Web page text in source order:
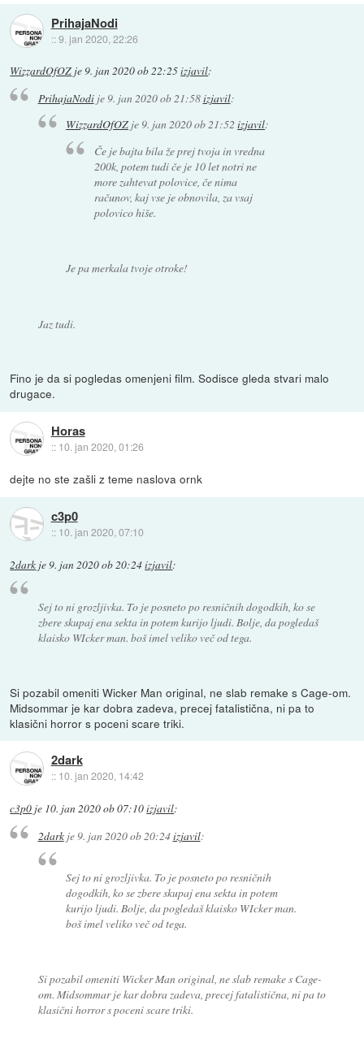
PrihajaNodi
::9. jan 2020, 22:26
WizzardOfOZ je9. jan 2020 ob 22:25izjavil:
PrihajaNodije 9. jan 2020 ob 21:58izjavil:
WizzardOfOZje9. jan 2020 ob 21:52izjavil:
Če je bajta bila že prej tvoja in vredna
200k, potem tudi če je 10 let notri ne
more zahtevat polovice, če nima
računov, kaj vse je obnovila, za vsaj
polovico hiše.
Je pa merkala tvoje otroke!
Jaz tudi.
Fino je da si pogledas omenjeni film. Sodisce gleda stvari malo
drugace.
Horas
:: 10. jan 2020, 01:26
dejte no ste zašli z teme naslova ornk
c3p0
:: 10. jan 2020, 07:10
2dark je 9. jan 2020 ob 20:24izjavil:
Sej to ni grozljivka. To je posneto po resničnih dogodkih, ko se
zbere skupaj ena sekta in potem kurijo ljudi. Bolje, da pogledaš
klaisko WIcker man. boš imel veliko več od tega.
Si pozabil omeniti Wicker Man original, ne slab remake s Cage-om.
Midsommar je kar dobra zadeva, precej fatalistična, ni pa to
klasični horror s poceni scare triki.
2dark
:: 10. jan 2020, 14:42
c3p0 je 10. jan 2020 ob 07:10izjavil:
2darkje 9. jan 2020 ob 20:24izjavil:
Sej to ni grozljivka. To je posneto po resničnih
dogodkih, ko se zbere skupaj ena sekta in potem
kurijo ljudi. Bolje, da pogledaš klaisko WIcker man.
boš imel veliko več od tega.
Si pozabil omeniti Wicker Man original, ne slab remake s Cage-
om. Midsommar je kar dobra zadeva, precej fatalistična, ni pa to
klasični horror s poceni scare triki.